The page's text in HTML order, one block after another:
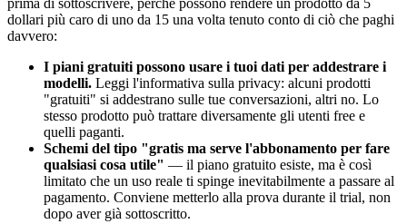
prima di sottoscrivere, perché possono rendere un prodotto da 5
dollari più caro di uno da 15 una volta tenuto conto di ciò che paghi
davvero:
I piani gratuiti possono usare i tuoi dati per addestrare i
modelli. Leggi l'informativa sulla privacy: alcuni prodotti
"gratuiti" si addestrano sulle tue conversazioni, altri no. Lo
stesso prodotto può trattare diversamente gli utenti free e
quelli paganti.
Schemi del tipo "gratis ma serve l'abbonamento per fare
qualsiasi cosa utile" — il piano gratuito esiste, ma è così
limitato che un uso reale ti spinge inevitabilmente a passare al
pagamento. Conviene metterlo alla prova durante il trial, non
dopo aver già sottoscritto.